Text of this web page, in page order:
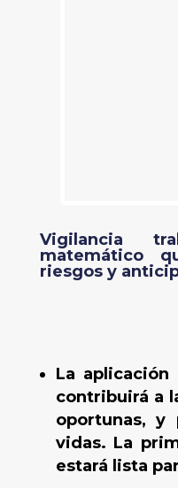
Vigilancia
matemático
riesgos y
La
contribuirá a
oportunas, y
vidas. La
estará lista